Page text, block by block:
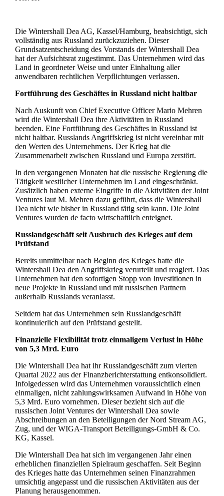
Die Wintershall Dea AG, Kassel/Hamburg, beabsichtigt, sich
vollständig aus Russland zurückzuziehen. Dieser
Grundsatzentscheidung des Vorstands der Wintershall Dea
hat der Aufsichtsrat zugestimmt. Das Unternehmen wird das
Land in geordneter Weise und unter Einhaltung aller
anwendbaren rechtlichen Verpflichtungen verlassen.
Fortführung des Geschäftes in Russland nicht haltbar
Nach Auskunft von Chief Executive Officer Mario Mehren
wird die Wintershall Dea ihre Aktivitäten in Russland
beenden. Eine Fortführung des Geschäftes in Russland ist
nicht haltbar. Russlands Angriffskrieg ist nicht vereinbar mit
den Werten des Unternehmens. Der Krieg hat die
Zusammenarbeit zwischen Russland und Europa zerstört.
In den vergangenen Monaten hat die russische Regierung die
Tätigkeit westlicher Unternehmen im Land eingeschränkt.
Zusätzlich haben externe Eingriffe in die Aktivitäten der Joint
Ventures laut M. Mehren dazu geführt, dass die Wintershall
Dea nicht wie bisher in Russland tätig sein kann. Die Joint
Ventures wurden de facto wirtschaftlich enteignet.
Russlandgeschäft seit Ausbruch des Krieges auf dem
Prüfstand
Bereits unmittelbar nach Beginn des Krieges hatte die
Wintershall Dea den Angriffskrieg verurteilt und reagiert. Das
Unternehmen hat den sofortigen Stopp von Investitionen in
neue Projekte in Russland und mit russischen Partnern
außerhalb Russlands veranlasst.
Seitdem hat das Unternehmen sein Russlandgeschäft
kontinuierlich auf den Prüfstand gestellt.
Finanzielle Flexibilität trotz einmaligem Verlust in Höhe
von 5,3 Mrd. Euro
Die Wintershall Dea hat ihr Russlandgeschäft zum vierten
Quartal 2022 aus der Finanzberichterstattung entkonsolidiert.
Infolgedessen wird das Unternehmen voraussichtlich einen
einmaligen, nicht zahlungswirksamen Aufwand in Höhe von
5,3 Mrd. Euro vornehmen. Dieser bezieht sich auf die
russischen Joint Ventures der Wintershall Dea sowie
Abschreibungen an den Beteiligungen der Nord Stream AG,
Zug, und der WIGA-Transport Beteiligungs-GmbH & Co.
KG, Kassel.
Die Wintershall Dea hat sich im vergangenen Jahr einen
erheblichen finanziellen Spielraum geschaffen. Seit Beginn
des Krieges hatte das Unternehmen seinen Finanzrahmen
umsichtig angepasst und die russischen Aktivitäten aus der
Planung herausgenommen.